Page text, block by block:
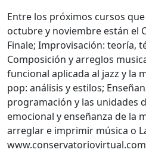
Entre los próximos cursos
octubre y noviembre están el
Finale; Improvisación: teoría,
Composición y arreglos
funcional aplicada al jazz y la
pop: análisis y estilos;
programación y las unidades
emocional y enseñanza de la
arreglar e imprimir música o
www.conservatoriovirtual.com